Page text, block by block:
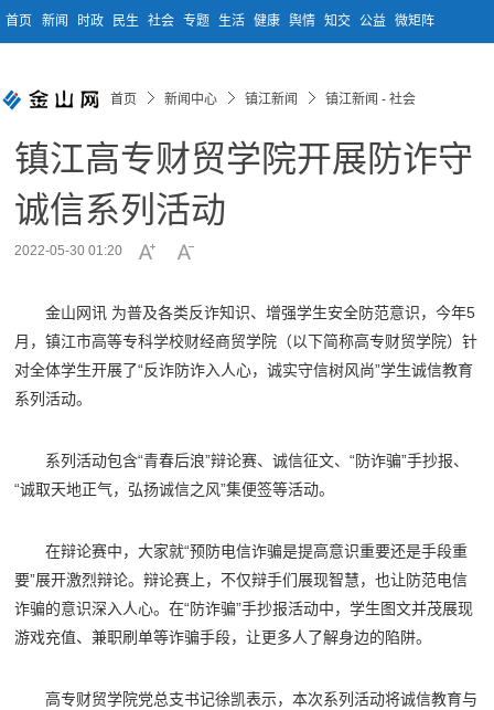
首页 新闻 时政 民生 社会 专题 生活 健康 舆情 知交 公益 微矩阵
首页 新闻中心 镇江新闻 镇江新闻 - 社会
镇江高专财贸学院开展防诈守
诚信系列活动
2022-05-30 01:20
金山网讯 为普及各类反诈知识、增强学生安全防范意识，今年5
月，镇江市高等专科学校财经商贸学院（以下简称高专财贸学院）针
对全体学生开展了“反诈防诈入人心，诚实守信树风尚”学生诚信教育
系列活动。
系列活动包含“青春后浪”辩论赛、诚信征文、“防诈骗”手抄报、
“诚取天地正气，弘扬诚信之风”集便签等活动。
在辩论赛中，大家就“预防电信诈骗是提高意识重要还是手段重
要”展开激烈辩论。辩论赛上，不仅辩手们展现智慧，也让防范电信
诈骗的意识深入人心。在“防诈骗”手抄报活动中，学生图文并茂展现
游戏充值、兼职刷单等诈骗手段，让更多人了解身边的陷阱。
高专财贸学院党总支书记徐凯表示，本次系列活动将诚信教育与